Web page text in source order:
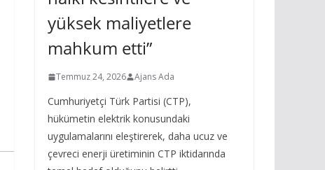
yüksek maliyetlere
mahkum etti”
Temmuz 24, 2026 Ajans Ada
Cumhuriyetçi Türk Partisi (CTP),
hükümetin elektrik konusundaki
uygulamalarını eleştirerek, daha ucuz ve
çevreci enerji üretiminin CTP iktidarında